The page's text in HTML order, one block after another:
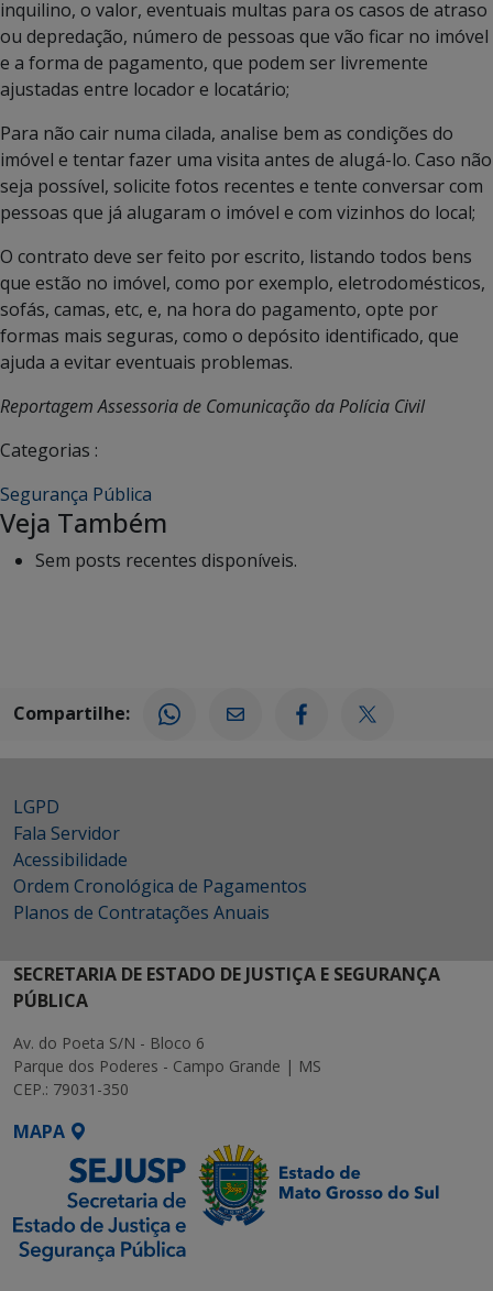
inquilino, o valor, eventuais multas para os casos de atraso
ou depredação, número de pessoas que vão ficar no imóvel
e a forma de pagamento, que podem ser livremente
ajustadas entre locador e locatário;
Para não cair numa cilada, analise bem as condições do
imóvel e tentar fazer uma visita antes de alugá-lo. Caso não
seja possível, solicite fotos recentes e tente conversar com
pessoas que já alugaram o imóvel e com vizinhos do local;
O contrato deve ser feito por escrito, listando todos bens
que estão no imóvel, como por exemplo, eletrodomésticos,
sofás, camas, etc, e, na hora do pagamento, opte por
formas mais seguras, como o depósito identificado, que
ajuda a evitar eventuais problemas.
Reportagem Assessoria de Comunicação da Polícia Civil
Categorias :
Segurança Pública
Veja Também
Sem posts recentes disponíveis.
Compartilhe:
LGPD
Fala Servidor
Acessibilidade
Ordem Cronológica de Pagamentos
Planos de Contratações Anuais
SECRETARIA DE ESTADO DE JUSTIÇA E SEGURANÇA
PÚBLICA
Av. do Poeta S/N - Bloco 6
Parque dos Poderes - Campo Grande | MS
CEP.: 79031-350
MAPA